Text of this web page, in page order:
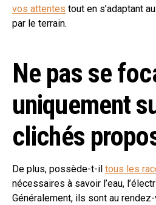
vos attentes tout en s’adaptant
par le terrain.
Ne pas se
uniquement
clichés
De plus, possède-t-il tous les
nécessaires à savoir l’eau,
Généralement, ils sont au